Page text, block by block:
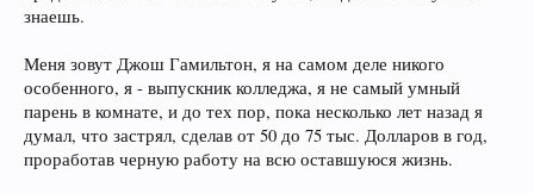
знаешь.
Меня зовут Джош Гамильтон, я на самом деле никого
особенного, я - выпускник колледжа, я не самый умный
парень в комнате, и до тех пор, пока несколько лет назад я
думал, что застрял, сделав от 50 до 75 тыс. Долларов в год,
проработав черную работу на всю оставшуюся жизнь.